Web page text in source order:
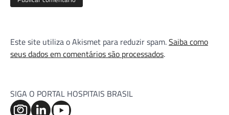
Este site utiliza o Akismet para reduzir spam.Saiba como
seus dados em comentários são processados.
SIGA O PORTAL HOSPITAIS BRASIL